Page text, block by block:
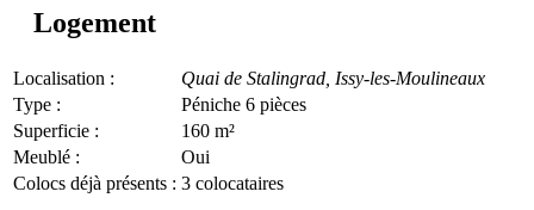
Logement
Localisation : Quai de Stalingrad, Issy-les-Moulineaux
Type :
Péniche 6 pièces
Superficie :
160 m²
Meublé :
Oui
Colocs déjà présents : 3 colocataires